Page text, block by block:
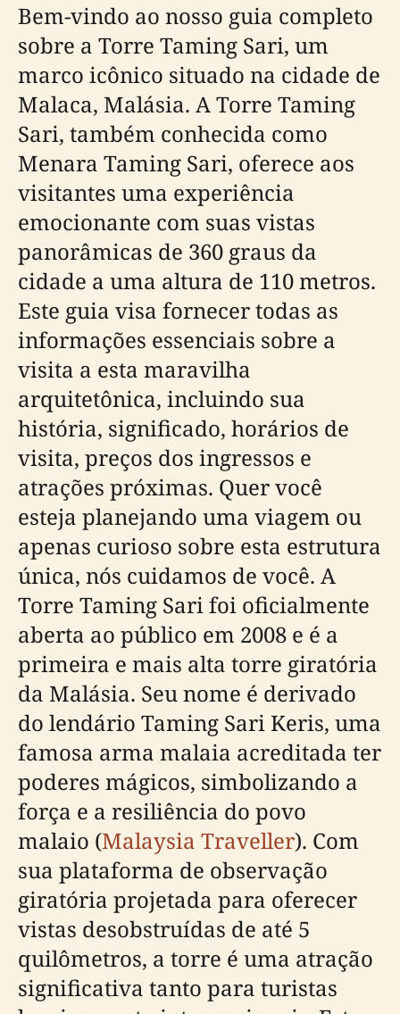
Bem-vindo ao nosso guia completo
sobre a Torre Taming Sari, um
marco icônico situado na cidade de
Malaca, Malásia. A Torre Taming
Sari, também conhecida como
Menara Taming Sari, oferece aos
visitantes uma experiência
emocionante com suas vistas
panorâmicas de 360 graus da
cidade a uma altura de 110 metros.
Este guia visa fornecer todas as
informações essenciais sobre a
visita a esta maravilha
arquitetônica, incluindo sua
história, significado, horários de
visita, preços dos ingressos e
atrações próximas. Quer você
esteja planejando uma viagem ou
apenas curioso sobre esta estrutura
única, nós cuidamos de você. A
Torre Taming Sari foi oficialmente
aberta ao público em 2008 e é a
primeira e mais alta torre giratória
da Malásia. Seu nome é derivado
do lendário Taming Sari Keris, uma
famosa arma malaia acreditada ter
poderes mágicos, simbolizando a
força e a resiliência do povo
malaio (Malaysia Traveller). Com
sua plataforma de observação
giratória projetada para oferecer
vistas desobstruídas de até 5
quilômetros, a torre é uma atração
significativa tanto para turistas